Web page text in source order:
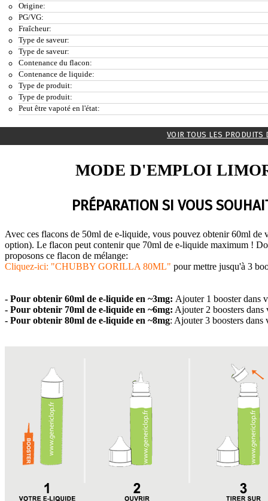
Origine:
PG/VG:
Fraîcheur:
Type de saveur:
Type de saveur:
Contenance du flacon:
Contenance de liquide:
Type de produit:
Type de produit:
Peut être vapoté en l'état:
VOIR TOUS LES PRODUITS
MODE D'EMPLOI
PRÉPARATION SI VOUS
Avec ces flacons de 50ml de e-liquide, vous pouvez obtenir 60ml de
option). Le flacon peut contenir que 70ml de e-liquide maximum !
proposons ce flacon de mélange:
Cliquez-ici: "CHUBBY GORILLA 80ML" pour mettre jusqu'à 3
- Pour obtenir 60ml de e-liquide en ~3mg: Ajouter 1 booster dans
- Pour obtenir 70ml de e-liquide en ~6mg: Ajouter 2 boosters
- Pour obtenir 80ml de e-liquide en ~8mg: Ajouter 3 boosters